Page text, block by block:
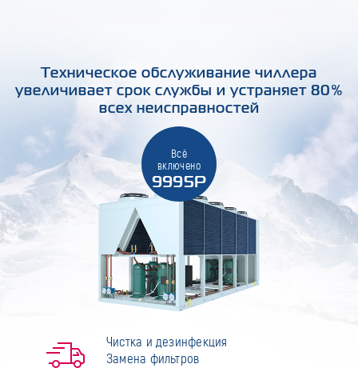
Техническое обслуживание чиллера
увеличивает срок службы и устраняет 80%
всех неисправностей
Всё
включено
9995Р
Чистка и дезинфекция
Замена фильтров